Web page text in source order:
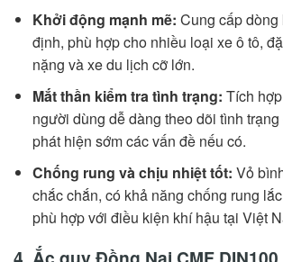
Khởi động mạnh mẽ: Cung cấp
định, phù hợp cho nhiều loại xe ô tô,
nặng và xe du lịch cỡ lớn.
Mắt thần kiểm tra tình trạng: Tích
người dùng dễ dàng theo dõi tình
phát hiện sớm các vấn đề nếu có.
Chống rung và chịu nhiệt tốt: Vỏ
chắc chắn, có khả năng chống rung
phù hợp với điều kiện khí hậu tại Việt